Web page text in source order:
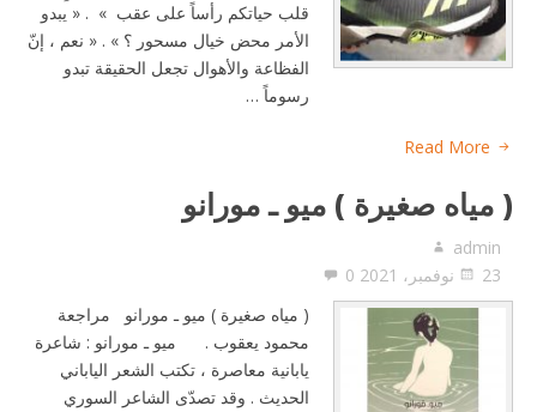
قلب حياتكم رأساً على عقب » . « يبدو
الأمر محض خيال مسحور ؟ » . « نعم ، إنّ
الفظاعة والأهوال تجعل الحقيقة تبدو
رسوماً …
Read More
( مياه صغيرة ) ميو ـ مورانو
admin
23 نوفمبر، 2021
0
( مياه صغيرة ) ميو ـ مورانو مراجعة
محمود يعقوب . ميو ـ مورانو : شاعرة
يابانية معاصرة ، تكتب الشعر الياباني
الحديث . وقد تصدّى الشاعر السوري